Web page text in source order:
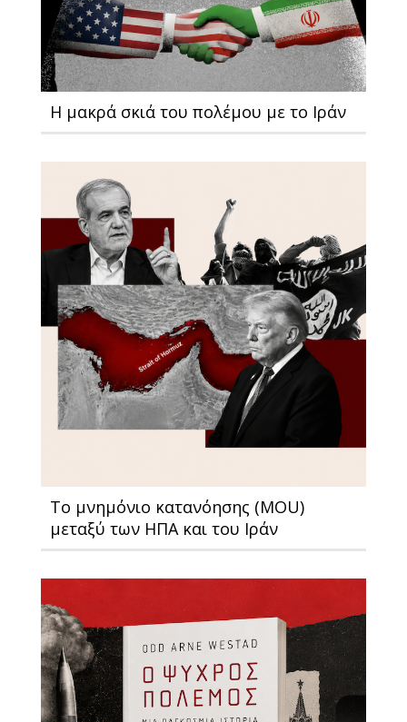
Η μακρά σκιά του πολέμου με το Ιράν
Το μνημόνιο κατανόησης (MOU)
μεταξύ των ΗΠΑ και του Ιράν